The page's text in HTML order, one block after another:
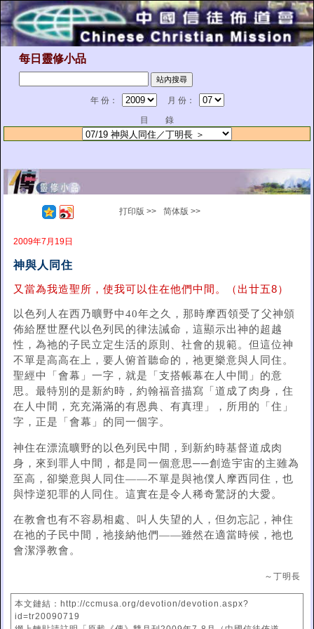
每日靈修小品
年 份：
月 份：
目 錄
打印版 >> 简体版 >>
2009年7月19日
神與人同住
又當為我造聖所，使我可以住在他們中間。（出廿五8）
以色列人在西乃曠野中40年之久，那時摩西領受了父神頒
佈給歷世歷代以色列民的律法誡命，這顯示出神的超越
性，為祂的子民立定生活的原則、社會的規範。但這位神
不單是高高在上，要人俯首聽命的，祂更樂意與人同住。
聖經中「會幕」一字，就是「支搭帳幕在人中間」的意
思。最特別的是新約時，約翰福音描寫「道成了肉身，住
在人中間，充充滿滿的有恩典、有真理」，所用的「住」
字，正是「會幕」的同一個字。
神住在漂流曠野的以色列民中間，到新約時基督道成肉
身，來到罪人中間，都是同一個意思──創造宇宙的主雖為
至高，卻樂意與人同住——不單是與祂僕人摩西同住，也
與悖逆犯罪的人同住。這實在是令人稀奇驚訝的大愛。
在教會也有不容易相處、叫人失望的人，但勿忘記，神住
在祂的子民中間，祂接納他們——雖然在適當時候，祂也
會潔淨教會。
～丁明長
本文鏈結：http://ccmusa.org/devotion/devotion.aspx?
id=tr20090719